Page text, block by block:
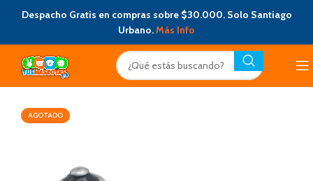
Despacho Gratis en compras sobre $30.000. Solo Santiago
Urbano.Más Info
AGOTADO